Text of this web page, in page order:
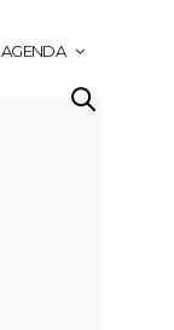
AGENDA